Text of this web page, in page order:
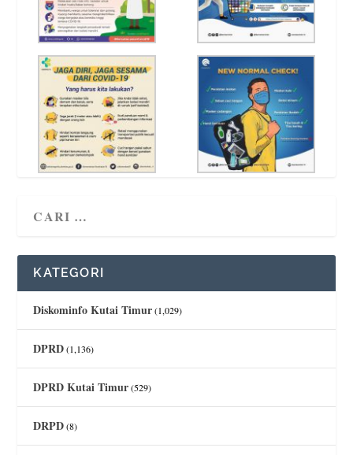
KATEGORI
Diskominfo Kutai Timur(1,029)
DPRD(1,136)
DPRD Kutai Timur(529)
DRPD(8)